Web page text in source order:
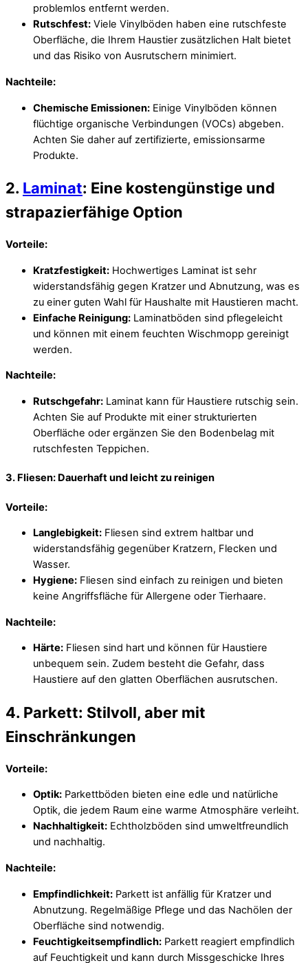
problemlos entfernt werden.
Rutschfest: Viele Vinylböden haben eine rutschfeste
Oberfläche, die Ihrem Haustier zusätzlichen Halt bietet
und das Risiko von Ausrutschern minimiert.
Nachteile:
Chemische Emissionen: Einige Vinylböden können
flüchtige organische Verbindungen (VOCs) abgeben.
Achten Sie daher auf zertifizierte, emissionsarme
Produkte.
2. Laminat: Eine kostengünstige und
strapazierfähige Option
Vorteile:
Kratzfestigkeit: Hochwertiges Laminat ist sehr
widerstandsfähig gegen Kratzer und Abnutzung, was es
zu einer guten Wahl für Haushalte mit Haustieren macht.
Einfache Reinigung: Laminatböden sind pflegeleicht
und können mit einem feuchten Wischmopp gereinigt
werden.
Nachteile:
Rutschgefahr: Laminat kann für Haustiere rutschig sein.
Achten Sie auf Produkte mit einer strukturierten
Oberfläche oder ergänzen Sie den Bodenbelag mit
rutschfesten Teppichen.
3. Fliesen: Dauerhaft und leicht zu reinigen
Vorteile:
Langlebigkeit: Fliesen sind extrem haltbar und
widerstandsfähig gegenüber Kratzern, Flecken und
Wasser.
Hygiene: Fliesen sind einfach zu reinigen und bieten
keine Angriffsfläche für Allergene oder Tierhaare.
Nachteile:
Härte: Fliesen sind hart und können für Haustiere
unbequem sein. Zudem besteht die Gefahr, dass
Haustiere auf den glatten Oberflächen ausrutschen.
4. Parkett: Stilvoll, aber mit
Einschränkungen
Vorteile:
Optik: Parkettböden bieten eine edle und natürliche
Optik, die jedem Raum eine warme Atmosphäre verleiht.
Nachhaltigkeit: Echtholzböden sind umweltfreundlich
und nachhaltig.
Nachteile:
Empfindlichkeit: Parkett ist anfällig für Kratzer und
Abnutzung. Regelmäßige Pflege und das Nachölen der
Oberfläche sind notwendig.
Feuchtigkeitsempfindlich: Parkett reagiert empfindlich
auf Feuchtigkeit und kann durch Missgeschicke Ihres